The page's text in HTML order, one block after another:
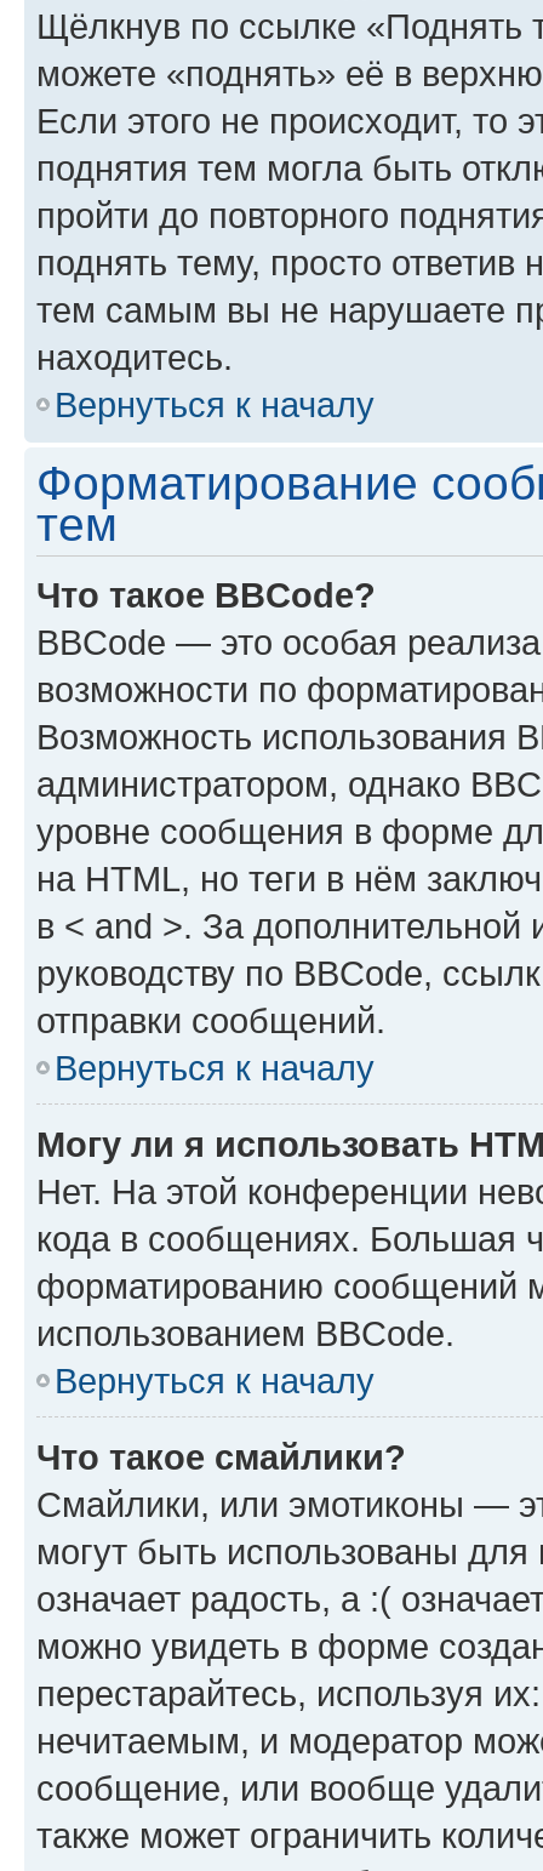
Щёлкнув по ссылке «Поднять
можете «поднять» её в
Если этого не происходит, то
поднятия тем могла быть
пройти до повторного
поднять тему, просто ответив
тем самым вы не нарушаете
находитесь.
Вернуться к началу
Форматирование
тем
Что такое BBCode?
BBCode — это особая
возможности по
Возможность использования
администратором, однако
уровне сообщения в форме
на HTML, но теги в нём
в < and >. За
руководству по BBCode,
отправки сообщений.
Вернуться к началу
Могу ли я использовать
Нет. На этой конференции
кода в сообщениях. Большая
форматированию сообщений
использованием BBCode.
Вернуться к началу
Что такое смайлики?
Смайлики, или эмотиконы —
могут быть использованы
означает радость, а :(
можно увидеть в форме
перестарайтесь, используя
нечитаемым, и модератор
сообщение, или вообще
также может ограничить